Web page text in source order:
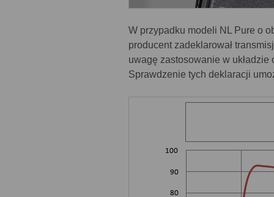
W przypadku modeli NL Pure o
producent zadeklarował
uwagę zastosowanie w
Sprawdzenie tych deklaracji